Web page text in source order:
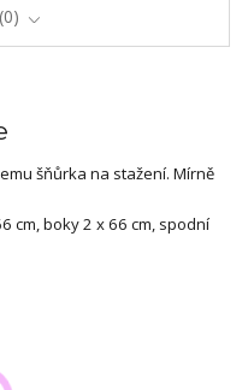
0
šňůrka na stažení. Mírně
cm, boky 2 x 66 cm, spodní